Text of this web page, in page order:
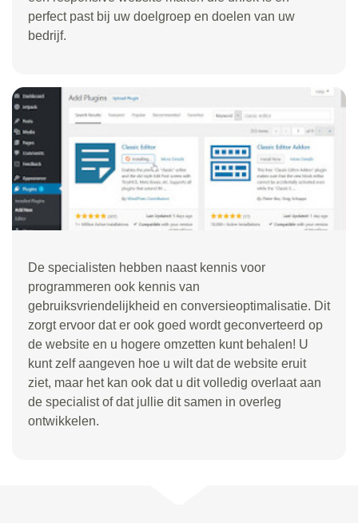
perfect past bij uw doelgroep en doelen van uw
bedrijf.
De specialisten hebben naast kennis voor
programmeren ook kennis van
gebruiksvriendelijkheid en conversieoptimalisatie. Dit
zorgt ervoor dat er ook goed wordt geconverteerd op
de website en u hogere omzetten kunt behalen! U
kunt zelf aangeven hoe u wilt dat de website eruit
ziet, maar het kan ook dat u dit volledig overlaat aan
de specialist of dat jullie dit samen in overleg
ontwikkelen.